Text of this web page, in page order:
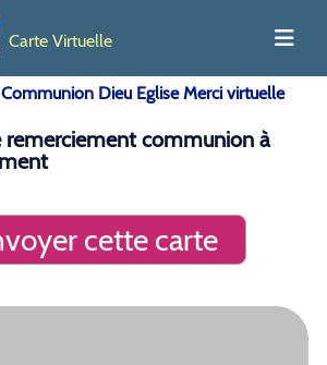
Carte Virtuelle
Dieu Eglise Merci virtuelle
remerciement communion à
cette carte